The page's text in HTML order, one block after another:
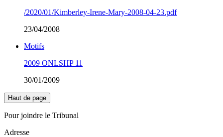
/2020/01/Kimberley-Irene-Mary-2008-04-23.pdf
23/04/2008
Motifs
2009 ONLSHP 11
30/01/2009
Haut de page
Pour joindre le Tribunal
Adresse